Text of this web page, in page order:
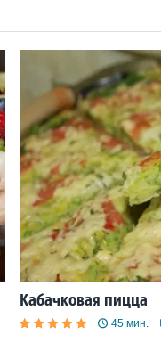
Кабачковая пицца
45 мин.